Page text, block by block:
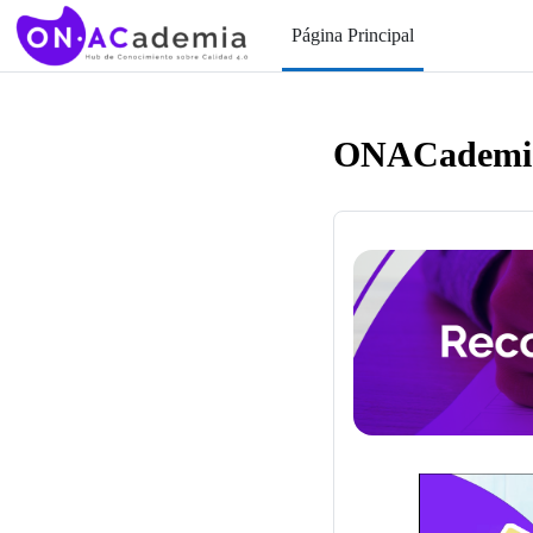
Saltar al contenido principal
Página Principal